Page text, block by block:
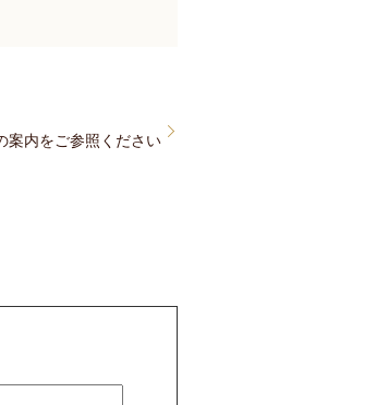
案内をご参照ください